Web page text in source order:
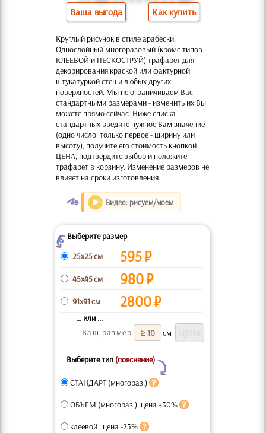
Ваша выгода Как купить
Круглый рисунок в стиле арабески.
Однослойный многоразовый (кроме типов
КЛЕЕВОЙ и ПЕСКОСТРУЙ) трафарет для
декорирования краской или фактурной
штукатуркой стен и любых других
поверхностей. Мы не ограничиваем Вас
стандартными размерами - изменить их Вы
можете прямо сейчас. Ниже списка
стандартных введите нужное Вам значение
(одно число, только первое - ширину или
высоту), получите его стоимость кнопкой
ЦЕНА, подтвердите выбор и положите
трафарет в корзину. Изменение размеров не
влияет на сроки изготовления.
O Видео: рисуем/моем
ZВыберите размер
25x25 см
595₽
45x45 см 980₽
91x91 см 2800₽
... или ...
Ваш размер
см
Выберите тип (пояснение)
Y
СТАНДАРТ (многораз.)
ОБЪЕМ (многораз.), цена +30%
клеевой , цена -25%